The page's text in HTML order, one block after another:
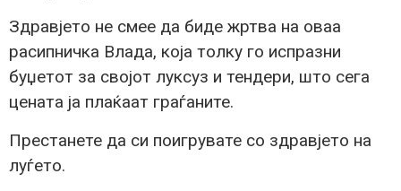
Здравјето не смее да биде жртва на оваа
расипничка Влада, која толку го испразни
буџетот за својот луксуз и тендери, што сега
цената ја плаќаат граѓаните.
Престанете да си поигрувате со здравјето на
луѓето.